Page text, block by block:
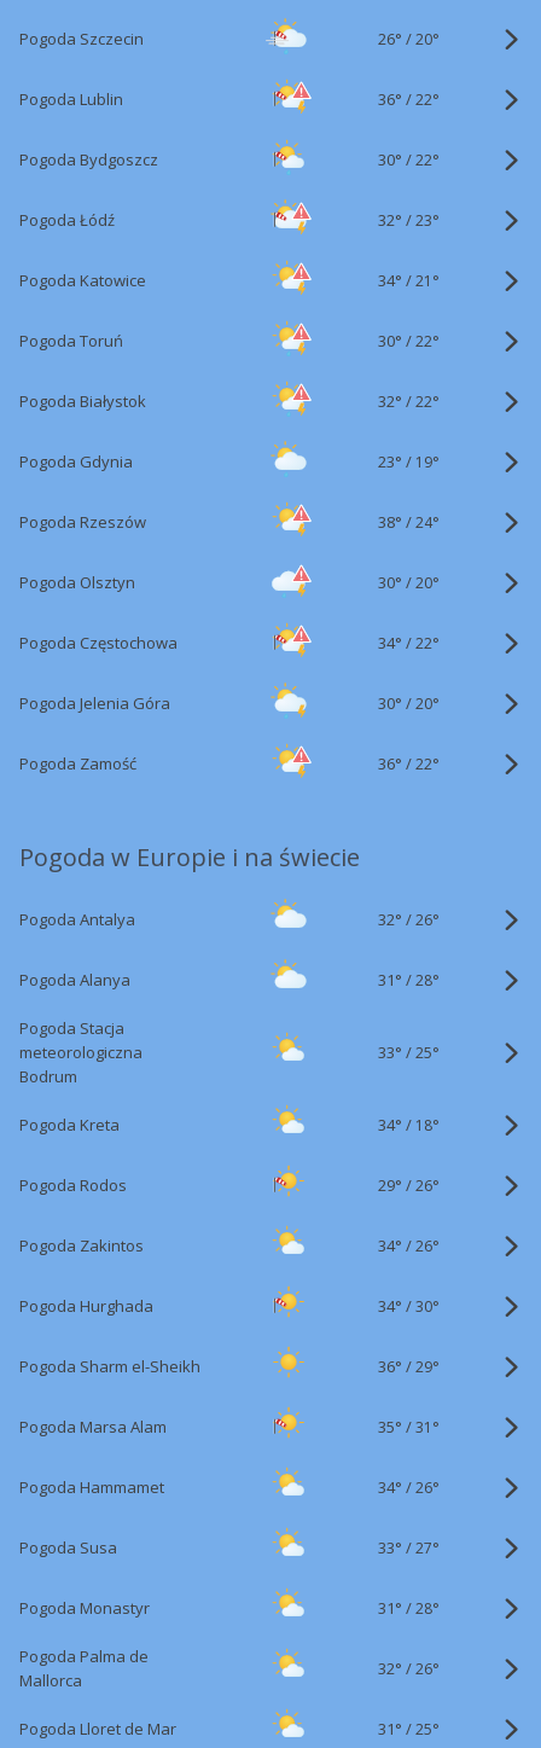
Pogoda Szczecin 26° /20°
Pogoda Lublin 36° /22°
Pogoda Bydgoszcz 30° /22°
Pogoda Łódź 32° /23°
Pogoda Katowice 34° /21°
Pogoda Toruń 30° /22°
Pogoda Białystok 32° /22°
Pogoda Gdynia 23° / 19°
Pogoda Rzeszów 38° /24°
Pogoda Olsztyn 30° /20°
Pogoda Częstochowa 34° /22°
Pogoda Jelenia Góra 30° /20°
Pogoda Zamość 36° /22°
Pogoda w Europie i na świecie
Pogoda Antalya 32° /26°
Pogoda Alanya 31° /28°
Pogoda Stacja
meteorologiczna
Bodrum
33° /25°
Pogoda Kreta 34° / 18°
Pogoda Rodos 29° /26°
Pogoda Zakintos 34° /26°
Pogoda Hurghada 34° /30°
Pogoda Sharm el-Sheikh 36° /29°
Pogoda Marsa Alam 35° /31°
Pogoda Hammamet 34° /26°
Pogoda Susa 33° /27°
Pogoda Monastyr 31° /28°
Pogoda Palma de
Mallorca
32° /26°
Pogoda Lloret de Mar 31° /25°